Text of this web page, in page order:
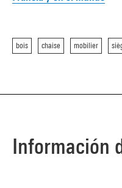
bois chaise mobilier
Información